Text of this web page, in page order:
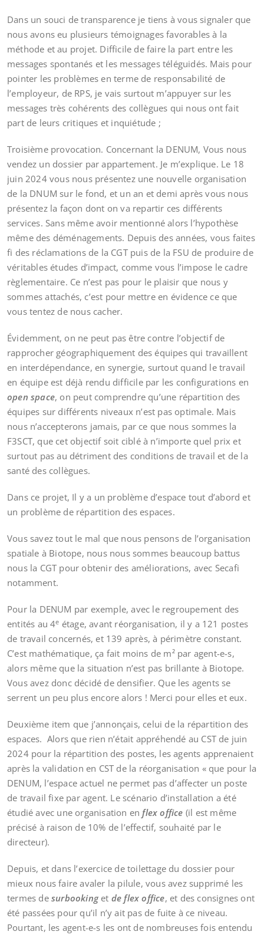
Dans un souci de transparence je tiens à vous signaler que
nous avons eu plusieurs témoignages favorables à la
méthode et au projet. Difficile de faire la part entre les
messages spontanés et les messages téléguidés. Mais pour
pointer les problèmes en terme de responsabilité de
l’employeur, de RPS, je vais surtout m’appuyer sur les
messages très cohérents des collègues qui nous ont fait
part de leurs critiques et inquiétude ;
Troisième provocation. Concernant la DENUM, Vous nous
vendez un dossier par appartement. Je m’explique. Le 18
juin 2024 vous nous présentez une nouvelle organisation
de la DNUM sur le fond, et un an et demi après vous nous
présentez la façon dont on va repartir ces différents
services. Sans même avoir mentionné alors l’hypothèse
même des déménagements. Depuis des années, vous faites
fi des réclamations de la CGT puis de la FSU de produire de
véritables études d’impact, comme vous l’impose le cadre
règlementaire. Ce n’est pas pour le plaisir que nous y
sommes attachés, c’est pour mettre en évidence ce que
vous tentez de nous cacher.
Évidemment, on ne peut pas être contre l’objectif de
rapprocher géographiquement des équipes qui travaillent
en interdépendance, en synergie, surtout quand le travail
en équipe est déjà rendu difficile par les configurations en
open space, on peut comprendre qu’une répartition des
équipes sur différents niveaux n’est pas optimale. Mais
nous n’accepterons jamais, par ce que nous sommes la
F3SCT, que cet objectif soit ciblé à n’importe quel prix et
surtout pas au détriment des conditions de travail et de la
santé des collègues.
Dans ce projet, Il y a un problème d’espace tout d’abord et
un problème de répartition des espaces.
Vous savez tout le mal que nous pensons de l’organisation
spatiale à Biotope, nous nous sommes beaucoup battus
nous la CGT pour obtenir des améliorations, avec Secafi
notamment.
Pour la DENUM par exemple, avec le regroupement des
entités au 4e étage, avant réorganisation, il y a 121 postes
de travail concernés, et 139 après, à périmètre constant.
C’est mathématique, ça fait moins de m² par agent-e-s,
alors même que la situation n’est pas brillante à Biotope.
Vous avez donc décidé de densifier. Que les agents se
serrent un peu plus encore alors ! Merci pour elles et eux.
Deuxième item que j’annonçais, celui de la répartition des
espaces. Alors que rien n’était appréhendé au CST de juin
2024 pour la répartition des postes, les agents apprenaient
après la validation en CST de la réorganisation « que pour la
DENUM, l’espace actuel ne permet pas d’affecter un poste
de travail fixe par agent. Le scénario d’installation a été
étudié avec une organisation enflex office (il est même
précisé à raison de 10% de l’effectif, souhaité par le
directeur).
Depuis, et dans l’exercice de toilettage du dossier pour
mieux nous faire avaler la pilule, vous avez supprimé les
termes de surbookinget de flex office, et des consignes ont
été passées pour qu’il n’y ait pas de fuite à ce niveau.
Pourtant, les agent-e-s les ont de nombreuses fois entendu